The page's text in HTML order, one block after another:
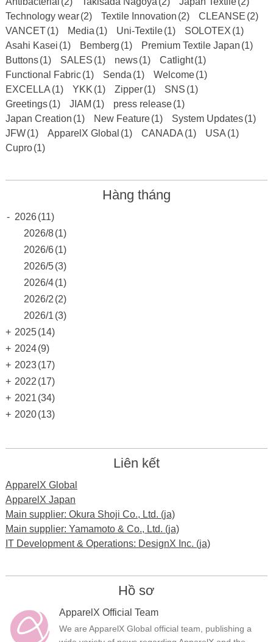
Technology wear(2) Textile Innovation (2) CLEANSE (2)
VANCET(1) Media (1) Uni-Textile(1) SOLOTEX (1)
Asahi Kasei (1) Bemberg (1) Premium Textile Japan (1)
Buttons(1) SALES (1) news(1) Catlight(1)
Functional Fabric(1) Senda (1) Welcome(1)
EXCELLA (1) YKK (1) Zipper(1) SNS (1)
Greetings(1) JIAM (1) press release(1)
Japan Creation (1) New Feature(1) System Updates(1)
JFW(1) ApparelX Global (1) CANADA (1) USA (1)
Cupro(1)
Hàng tháng
- 2026(11)
2026/8(1)
2026/6(1)
2026/5(3)
2026/4(1)
2026/2 (2)
2026/1 (3)
+ 2025(14)
+ 2024(9)
+ 2023(17)
+ 2022 (17)
+ 2021 (34)
+ 2020(13)
Liên kết
ApparelX Global
ApparelX Japan
Main supplier: Okura Shoji Co., Ltd. (ja)
Main supplier: Yamamoto & Co., Ltd. (ja)
IT Development & Operations: DesignX Inc. (ja)
Hồ sơ
ApparelX Official Team
We are ApparelX Global official team, publishing a